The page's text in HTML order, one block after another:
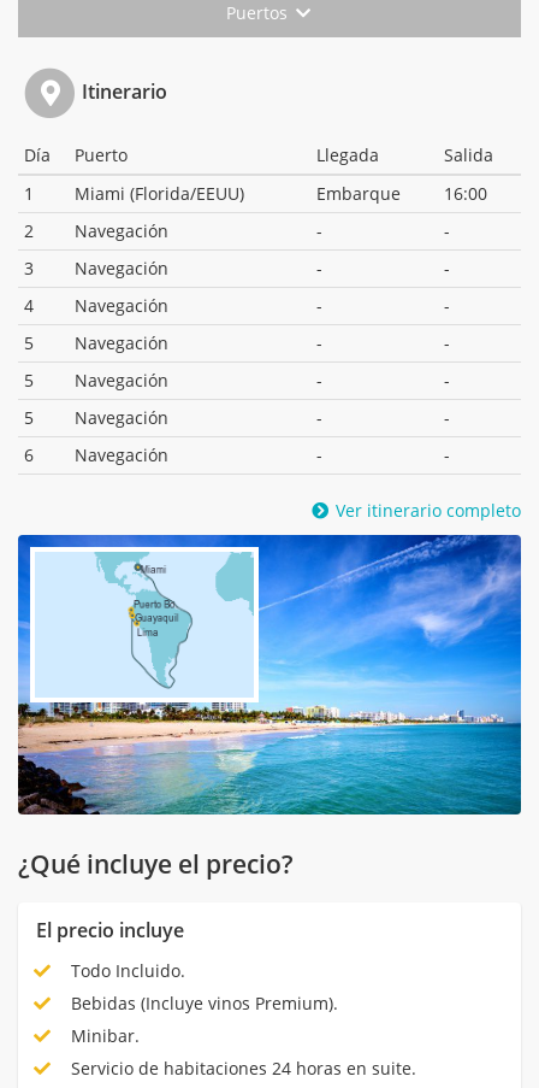
Puertos
Itinerario
Día Puerto Llegada
Salida
1
Miami (Florida/EEUU) Embarque
16:00
2
Navegación -
-
3
Navegación -
-
4
Navegación -
-
5
Navegación -
-
5
Navegación -
-
5
Navegación -
-
6
Navegación - -
Ver itinerario completo
¿Qué incluye el precio?
El precio incluye
Todo Incluido.
Bebidas (Incluye vinos Premium).
Minibar.
Servicio de habitaciones 24 horas en suite.